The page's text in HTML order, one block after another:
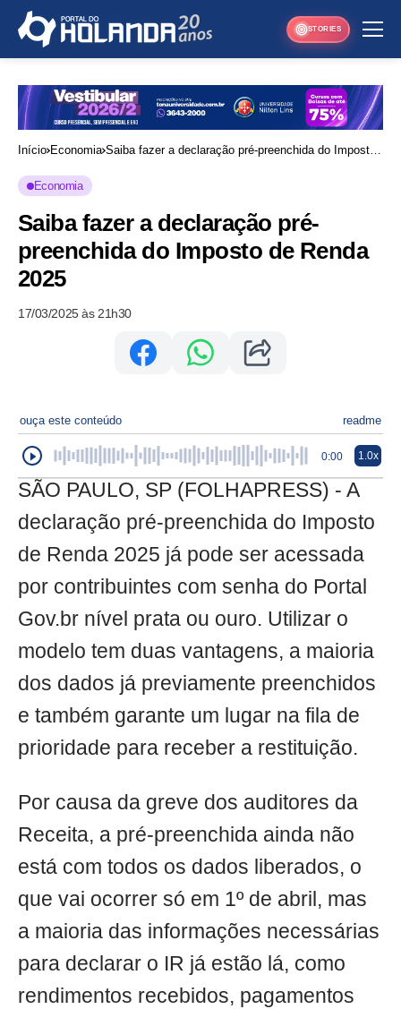
STORIES
Início Economia Saiba fazer a declaração pré-preenchida do Imposto
Economia
Saiba fazer a declaração pré-
preenchida do Imposto de Renda
2025
17/03/2025 às 21h30
ouça este conteúdo readme
0:00 1.0x
SÃO PAULO, SP (FOLHAPRESS) - A
declaração pré-preenchida do Imposto
de Renda 2025 já pode ser acessada
por contribuintes com senha do Portal
Gov.br nível prata ou ouro. Utilizar o
modelo tem duas vantagens, a maioria
dos dados já previamente preenchidos
e também garante um lugar na fila de
prioridade para receber a restituição.
Por causa da greve dos auditores da
Receita, a pré-preenchida ainda não
está com todos os dados liberados, o
que vai ocorrer só em 1º de abril, mas
a maioria das informações necessárias
para declarar o IR já estão lá, como
rendimentos recebidos, pagamentos